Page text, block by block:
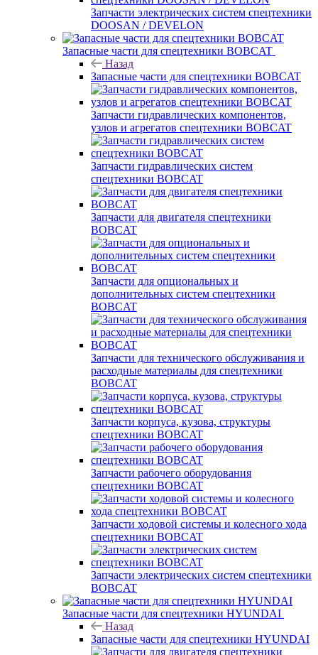
Запчасти электрических систем спецтехники
DOOSAN / DEVELON
Запасные части для спецтехники BOBCAT
Назад
Запасные части для спецтехники BOBCAT
Запчасти гидравлических компонентов,
узлов и агрегатов спецтехники BOBCAT
Запчасти гидравлических систем
спецтехники BOBCAT
Запчасти для двигателя спецтехники
BOBCAT
Запчасти для опциональных и
дополнительных систем спецтехники
BOBCAT
Запчасти для технического обслуживания и
расходные материалы для спецтехники
BOBCAT
Запчасти корпуса, кузова, структуры
спецтехники BOBCAT
Запчасти рабочего оборудования
спецтехники BOBCAT
Запчасти ходовой системы и колесного хода
спецтехники BOBCAT
Запчасти электрических систем спецтехники
BOBCAT
Запасные части для спецтехники HYUNDAI
Назад
Запасные части для спецтехники HYUNDAI